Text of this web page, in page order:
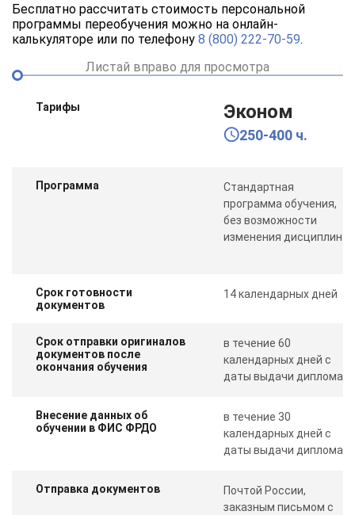
Бесплатно рассчитать стоимость персональной
программы переобучения можно на онлайн-
калькуляторе или по телефону 8 (800) 222-70-59.
Листай вправо для просмотра
Тарифы Эконом
250-400 ч.
Программа
Стандартная
программа обучения,
без возможности
изменения дисциплин
Срок готовности
документов
14 календарных дней
Срок отправки оригиналов
документов после
окончания обучения
в течение 60
календарных дней с
даты выдачи диплома
Внесение данных об
обучении в ФИС ФРДО
в течение 30
календарных дней с
даты выдачи диплома
Отправка документов
Почтой России,
заказным письмом с